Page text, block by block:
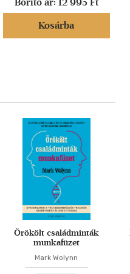
Borító ár: 12 995 Ft
Kosárba
Örökölt családminták
munkafüzet
Mark Wolynn